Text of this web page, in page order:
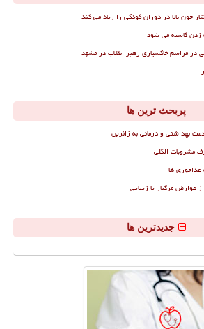
خون بالا در دوران کودکی را زیاد می کند
زدن کاسته می شود
پربحث ترین ها
مشروبات الکلی
غذاخوری ها
عوارض مرگبار تا زیبایی
جدیدترین ها